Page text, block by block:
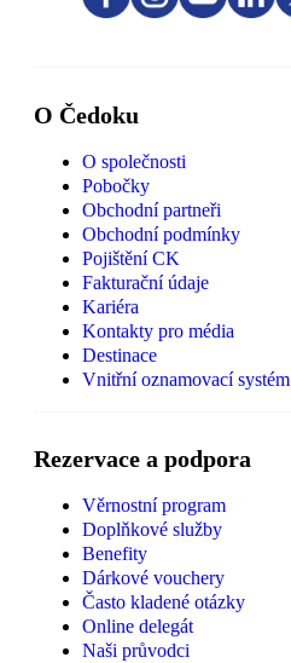
O Čedoku
O společnosti
Pobočky
Obchodní partneři
Obchodní podmínky
Pojištění CK
Fakturační údaje
Kariéra
Kontakty pro média
Destinace
Vnitřní oznamovací systém
Rezervace a podpora
Věrnostní program
Doplňkové služby
Benefity
Dárkové vouchery
Často kladené otázky
Online delegát
Naši průvodci